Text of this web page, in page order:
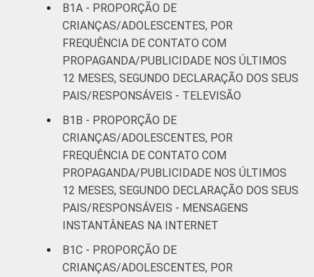
FAMILIAR
Mais de 1
SM até 2 SM
Mais de 2
SM até 3 SM
8
Mais de 3
SM
CLASSE
SOCIAL
AB 7 73
C
DE
B1A - PROPORÇÃO DE
CRIANÇAS/ADOLESCENTES, POR
FREQUÊNCIA DE CONTATO COM
PROPAGANDA/PUBLICIDADE NOS ÚLTIMOS
12 MESES, SEGUNDO DECLARAÇÃO DOS SEUS
PAIS/RESPONSÁVEIS - TELEVISÃO
B1B - PROPORÇÃO DE
CRIANÇAS/ADOLESCENTES, POR
FREQUÊNCIA DE CONTATO COM
PROPAGANDA/PUBLICIDADE NOS ÚLTIMOS
12 MESES, SEGUNDO DECLARAÇÃO DOS SEUS
PAIS/RESPONSÁVEIS - MENSAGENS
INSTANTÂNEAS NA INTERNET
B1C - PROPORÇÃO DE
CRIANÇAS/ADOLESCENTES, POR